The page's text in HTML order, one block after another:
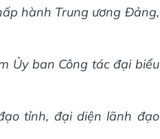
hành Trung ương Đảng,
Ủy ban Công tác đại biểu
tỉnh, đại diện lãnh đạo